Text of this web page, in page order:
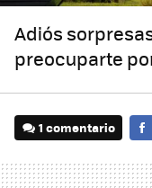
Adiós
preocuparte
1 comentario